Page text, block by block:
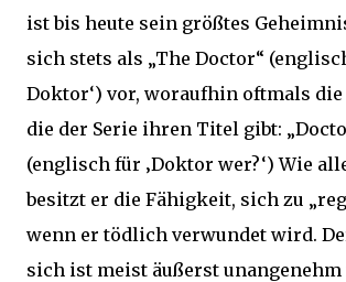
ist bis heute sein größtes
sich stets als „The Doctor“
Doktor‘) vor, woraufhin oftmals die
die der Serie ihren Titel gibt:
(englisch für ‚Doktor wer?‘) Wie
besitzt er die Fähigkeit, sich zu
wenn er tödlich verwundet wird.
sich ist meist äußerst